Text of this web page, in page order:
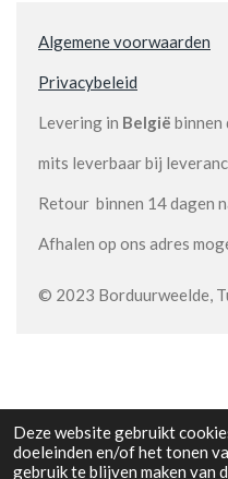
Deze website gebruikt
doeleinden en/of het tonen
gebruik te blijven maken van
Algemene voorwaarden
Privacybeleid
Levering in België binnen
mits leverbaar bij
Retour binnen 14 dagen
Afhalen op ons adres
© 2023 Borduurweelde,